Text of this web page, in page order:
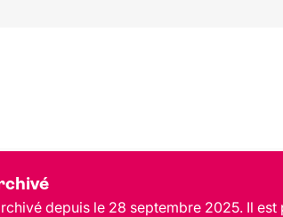
depuis le 28 septembre 2025. Il